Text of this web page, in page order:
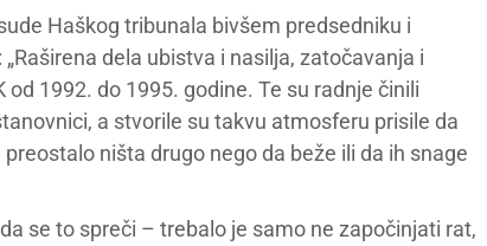
Haškog tribunala bivšem predsedniku i
dela ubistva i nasilja, zatočavanja i
1992. do 1995. godine. Te su radnje činili
a stvorile su takvu atmosferu prisile da
ništa drugo nego da beže ili da ih snage
se to spreči – trebalo je samo ne započinjati rat,